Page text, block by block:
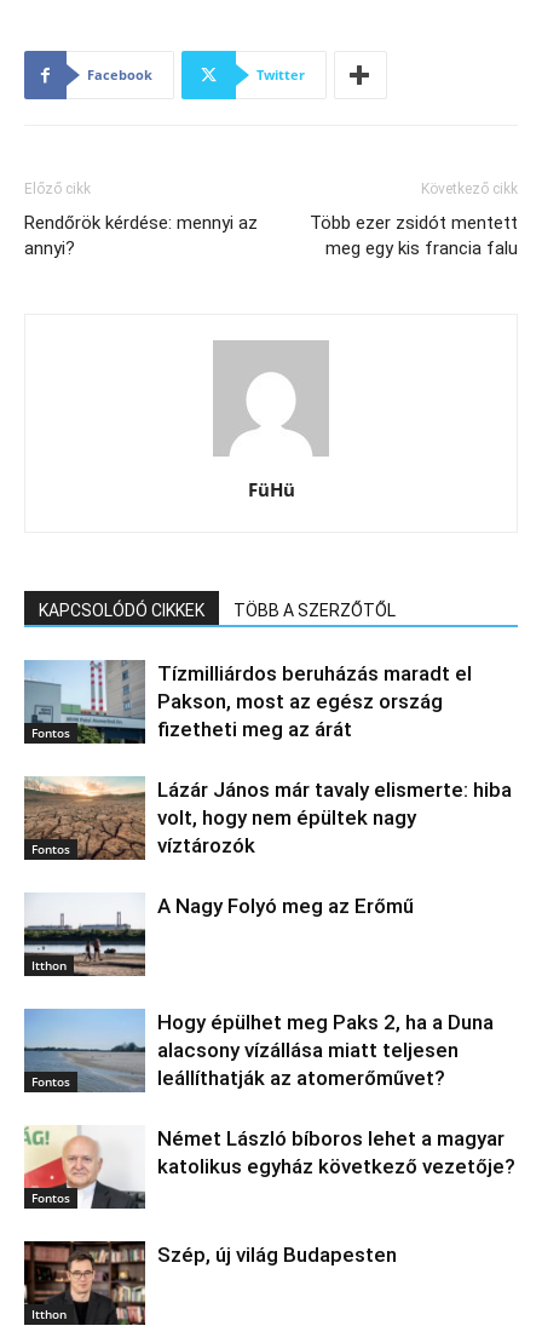
Facebook Twitter
Előző cikk
Rendőrök kérdése: mennyi az
annyi?
Következő cikk
Több ezer zsidót mentett
meg egy kis francia falu
FüHü
KAPCSOLÓDÓ CIKKEK TÖBB A SZERZŐTŐL
Fontos
Tízmilliárdos beruházás maradt el
Pakson, most az egész ország
fizetheti meg az árát
Fontos
Lázár János már tavaly elismerte: hiba
volt, hogy nem épültek nagy
víztározók
Itthon
A Nagy Folyó meg az Erőmű
Fontos
Hogy épülhet meg Paks 2, ha a Duna
alacsony vízállása miatt teljesen
leállíthatják az atomerőművet?
Fontos
Német László bíboros lehet a magyar
katolikus egyház következő vezetője?
Itthon
Szép, új világ Budapesten